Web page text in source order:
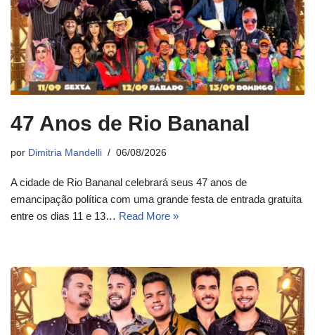
47 Anos de Rio Bananal
por Dimitria Mandelli 06/08/2026
A cidade de Rio Bananal celebrará seus 47 anos de
emancipação política com uma grande festa de entrada gratuita
entre os dias 11 e 13… Read More »